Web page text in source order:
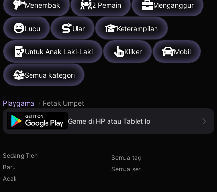
Menembak 2 Pemain Menganggur
Lucu Ular Keterampilan
Untuk Anak Laki-Laki Kliker Mobil
Semua kategori
Playgama / Petak Umpet
Game di HP atau Tablet lo
Sedang Tren
Baru
Acak
Semua tag
Semua seri